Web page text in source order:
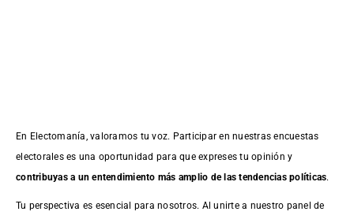
En Electomanía, valoramos tu voz. Participar en nuestras encuestas
electorales es una oportunidad para que expreses tu opinión y
contribuyas a un entendimiento más amplio de las tendencias políticas.
Tu perspectiva es esencial para nosotros. Al unirte a nuestro panel de